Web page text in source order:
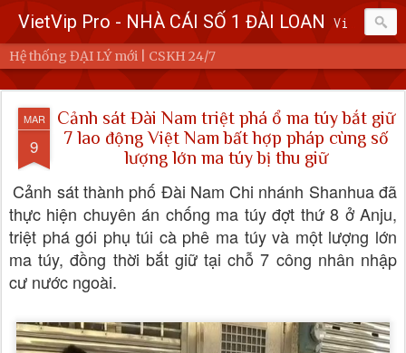
VietVip Pro - NHÀ CÁI SỐ 1 ĐÀI LOAN Vietvip Pro Sân chơi cá cược nhà cái hàng đầu Đài Loan. Vietvip Pro phát hành hơn 600 game cược khác nhau. Nạp tiền tại 7-Eleven, Family Mart, Okmart, Hilife, ATM. Rút tiền 24h không giới hạn. Uy tín khi bao rút, miễn phí 60kuai phí rút tiền. Hệ thống khuyến mãi cho cả hội viên mới và hội viên cũ, cskh 1:1 24/7.
Hệ thống ĐẠI LÝ mới | CSKH 24/7
MAR
9
Cảnh sát Đài Nam triệt phá ổ ma túy bắt giữ
7 lao động Việt Nam bất hợp pháp cùng số
lượng lớn ma túy bị thu giữ
Cảnh sát thành phố Đài Nam Chi nhánh Shanhua đã
thực hiện chuyên án chống ma túy đợt thứ 8 ở Anju,
triệt phá gói phụ túi cà phê ma túy và một lượng lớn
ma túy, đồng thời bắt giữ tại chỗ 7 công nhân nhập
cư nước ngoài.